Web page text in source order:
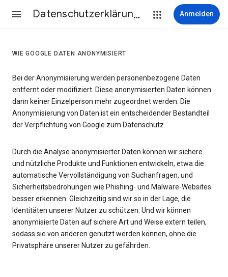
Datenschutzerklärung & Nutzungsbedingungen Anmelden
WIE GOOGLE DATEN ANONYMISIERT
Bei der Anonymisierung werden personenbezogene Daten
entfernt oder modifiziert. Diese anonymisierten Daten können
dann keiner Einzelperson mehr zugeordnet werden. Die
Anonymisierung von Daten ist ein entscheidender Bestandteil
der Verpflichtung von Google zum Datenschutz.
Durch die Analyse anonymisierter Daten können wir sichere
und nützliche Produkte und Funktionen entwickeln, etwa die
automatische Vervollständigung von Suchanfragen, und
Sicherheitsbedrohungen wie Phishing- und Malware-Websites
besser erkennen. Gleichzeitig sind wir so in der Lage, die
Identitäten unserer Nutzer zu schützen. Und wir können
anonymisierte Daten auf sichere Art und Weise extern teilen,
sodass sie von anderen genutzt werden können, ohne die
Privatsphäre unserer Nutzer zu gefährden.